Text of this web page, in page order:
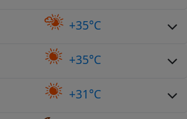
+35°C
+35°C
+31°C